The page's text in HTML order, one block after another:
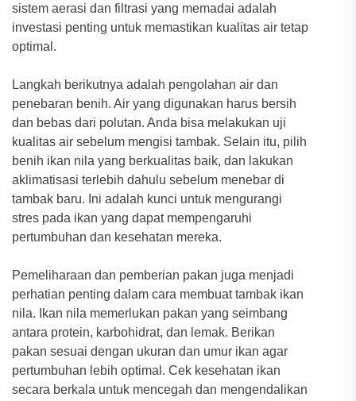
sistem aerasi dan filtrasi yang memadai adalah
investasi penting untuk memastikan kualitas air tetap
optimal.
Langkah berikutnya adalah pengolahan air dan
penebaran benih. Air yang digunakan harus bersih
dan bebas dari polutan. Anda bisa melakukan uji
kualitas air sebelum mengisi tambak. Selain itu, pilih
benih ikan nila yang berkualitas baik, dan lakukan
aklimatisasi terlebih dahulu sebelum menebar di
tambak baru. Ini adalah kunci untuk mengurangi
stres pada ikan yang dapat mempengaruhi
pertumbuhan dan kesehatan mereka.
Pemeliharaan dan pemberian pakan juga menjadi
perhatian penting dalam cara membuat tambak ikan
nila. Ikan nila memerlukan pakan yang seimbang
antara protein, karbohidrat, dan lemak. Berikan
pakan sesuai dengan ukuran dan umur ikan agar
pertumbuhan lebih optimal. Cek kesehatan ikan
secara berkala untuk mencegah dan mengendalikan